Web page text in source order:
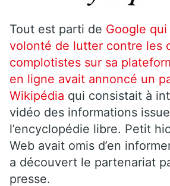
Tout est parti de Google qui
volonté de lutter contre les
complotistes sur sa
en ligne avait annoncé un
Wikipédia qui consistait à
vidéo des informations
l’encyclopédie libre. Petit
Web avait omis d’en
a découvert le partenariat
presse.